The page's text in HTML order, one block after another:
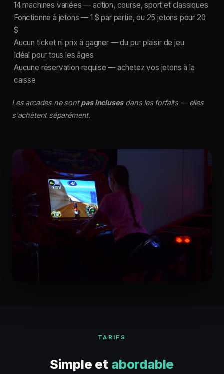
14 machines variées — action, course, sport et classiques
Fonctionne à jetons — 1 $ par partie, ou 25 jetons pour 20
$
Aucun ticket ni prix à gagner — du pur plaisir de jeu
Idéal pour tous les âges
Aucune réservation requise — achetez vos jetons à la
caisse
Les arcades ne sontpas inclusesdans les forfaits — elles
s'achètent séparément.
TARIFS
Simple et abordable